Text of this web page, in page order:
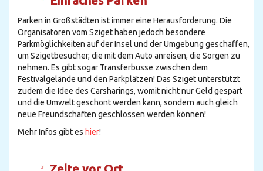
Parken in Großstädten ist immer eine Herausforderung. Die
Organisatoren vom Sziget haben jedoch besondere
Parkmöglichkeiten auf der Insel und der Umgebung geschaffen,
um Szigetbesucher, die mit dem Auto anreisen, die Sorgen zu
nehmen. Es gibt sogar Transferbusse zwischen dem
Festivalgelände und den Parkplätzen! Das Sziget unterstützt
zudem die Idee des Carsharings, womit nicht nur Geld gespart
und die Umwelt geschont werden kann, sondern auch gleich
neue Freundschaften geschlossen werden können!
Mehr Infos gibt es hier!